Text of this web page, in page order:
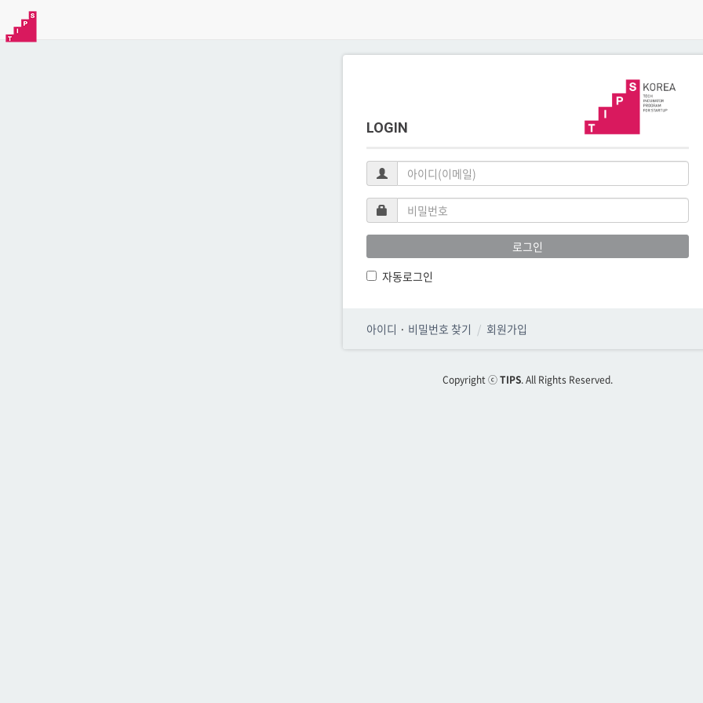
LOGIN
이
디
(이
메
일)
밀
번
호
로그인
자동로그인
아이디 · 비밀번호 찾기 회원가입
Copyright ⓒTIPS. All Rights Reserved.